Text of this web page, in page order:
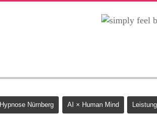
Hypnose Nürnberg AI × Human Mind